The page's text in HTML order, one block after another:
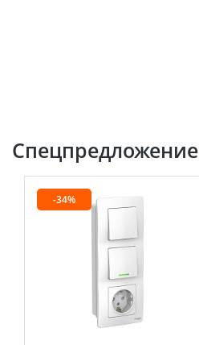
Спецпредложение
-34%